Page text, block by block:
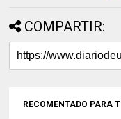
COMPARTIR:
RECOMENTADO PARA TI